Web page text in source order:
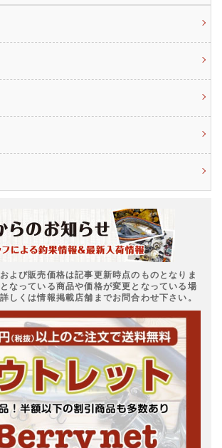
よび販売価格は記事更新時点のものとなりま
なっている商品や価格が変更となっている場
しくは情報掲載店舗までお問合わせ下さい。